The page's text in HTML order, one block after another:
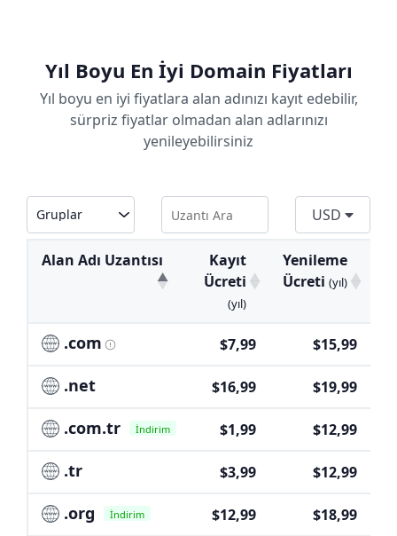
Yıl Boyu En İyi Domain Fiyatları
Yıl boyu en iyi fiyatlara alan adınızı kayıt edebilir,
sürpriz fiyatlar olmadan alan adlarınızı
yenileyebilirsiniz
USD
Alan Adı Uzantısı
Kayıt
Ücreti
(yıl)
Yenileme
Ücreti (yıl)
.com $7,99 $15,99
.net $16,99 $19,99
.com.tr İndirim $1,99 $12,99
.tr $3,99 $12,99
.org İndirim $12,99 $18,99